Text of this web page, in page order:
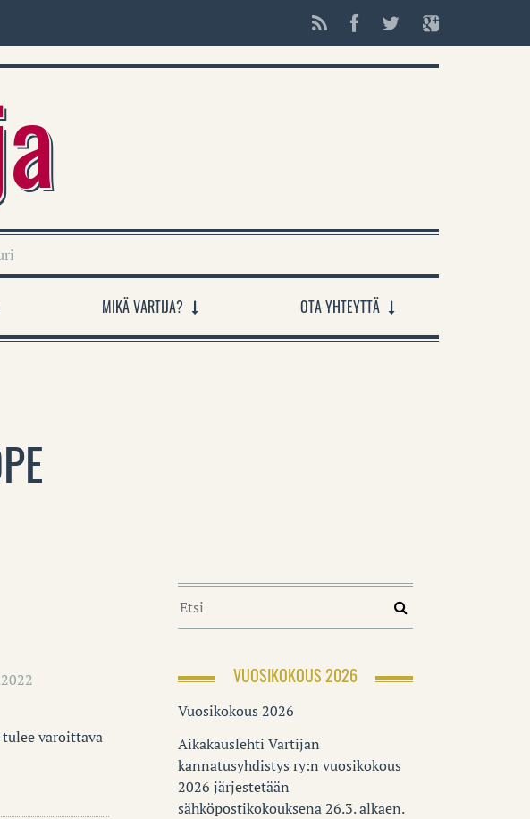
MIKÄ VARTIJA? OTA YHTEYTTÄ
varoittava
VUOSIKOKOUS 2026
Vuosikokous 2026
Aikakauslehti Vartijan
kannatusyhdistys ry:n vuosikokous
2026 järjestetään
sähköpostikokouksena 26.3. alkaen.